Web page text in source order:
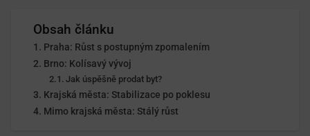
Obsah článku
Praha: Růst s postupným zpomalením
Brno: Kolísavý vývoj
Jak úspěšně prodat byt?
Krajská města: Stabilizace po poklesu
Mimo krajská města: Stálý růst